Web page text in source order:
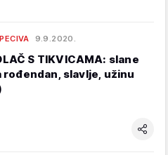
9.9.2020.
S TIKVICAMA: slane
rođendan, slavlje, užinu